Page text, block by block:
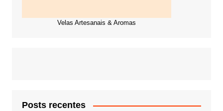
Velas Artesanais & Aromas
Posts recentes